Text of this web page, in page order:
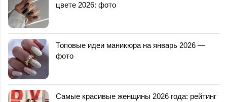
цвете 2026: фото
Топовые идеи маникюра на январь 2026 —
фото
Самые красивые женщины 2026 года: рейтинг